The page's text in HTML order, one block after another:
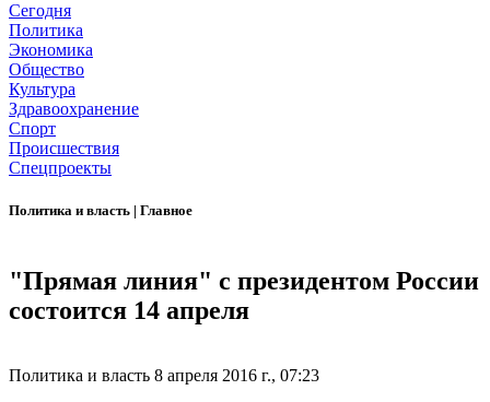
Сегодня
Политика
Экономика
Общество
Культура
Здравоохранение
Спорт
Происшествия
Спецпроекты
Политика и власть | Главное
"Прямая линия" с президентом России
состоится 14 апреля
Политика и власть 8 апреля 2016 г., 07:23